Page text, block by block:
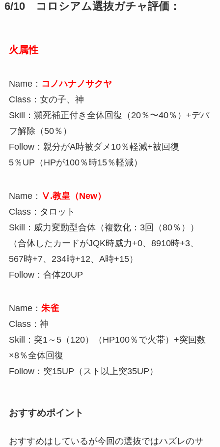
6/10 コロシアム選抜ガチャ評価：
火属性
Name： コノハナノサクヤ
Class：女の子、神
Skill：瀕死補正付き全体回復（20％〜40％）+デバ
フ解除（50％）
Follow：親分がA時被ダメ10％軽減+被回復
5％UP（HPが100％時15％軽減）
Name： Ⅴ.教皇（New）
Class：タロット
Skill：威力変動型合体（複数化：3回（80％））
（合体したカードがJQK時威力+0、8910時+3、
567時+7、234時+12、A時+15）
Follow：合体20UP
Name： 朱雀
Class：神
Skill：突1～5（120）（HP100％で火帯）+突回数
×8％全体回復
Follow：突15UP（スト以上突35UP）
おすすめポイント
おすすめはしているが今回の選抜ではハズレのサ